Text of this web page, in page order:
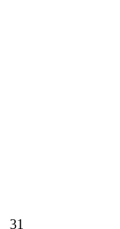
31